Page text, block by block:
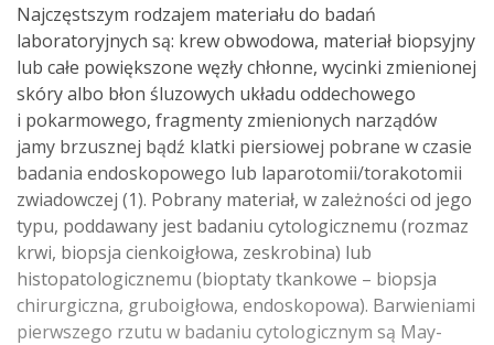
Najczęstszym rodzajem materiału do badań
laboratoryjnych są: krew obwodowa, materiał biopsyjny
lub całe powiększone węzły chłonne, wycinki zmienionej
skóry albo błon śluzowych układu oddechowego
i pokarmowego, fragmenty zmienionych narządów
jamy brzusznej bądź klatki piersiowej pobrane w czasie
badania endoskopowego lub laparotomii/torakotomii
zwiadowczej (1). Pobrany materiał, w zależności od jego
typu, poddawany jest badaniu cytologicznemu (rozmaz
krwi, biopsja cienkoigłowa, zeskrobina) lub
histopatologicznemu (bioptaty tkankowe – biopsja
chirurgiczna, gruboigłowa, endoskopowa). Barwieniami
pierwszego rzutu w badaniu cytologicznym są May-